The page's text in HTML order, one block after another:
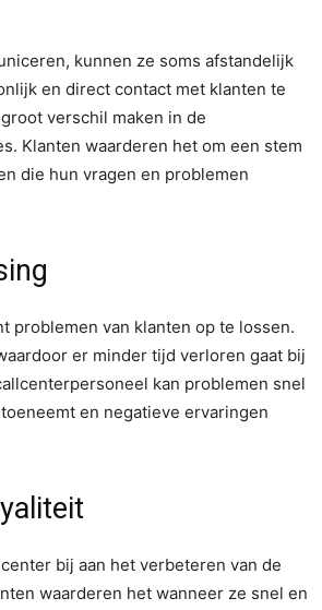
kunnen ze soms afstandelijk
en direct contact met klanten te
verschil maken in de
Klanten waarderen het om een stem
die hun vragen en problemen
problemen van klanten op te lossen.
er minder tijd verloren gaat bij
kan problemen snel
en negatieve ervaringen
bij aan het verbeteren van de
waarderen het wanneer ze snel en